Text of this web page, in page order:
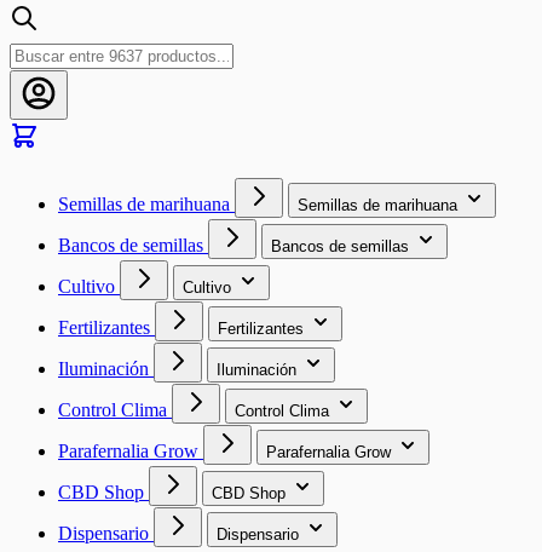
Semillas de marihuana Semillas de marihuana
Bancos de semillas Bancos de semillas
Cultivo Cultivo
Fertilizantes Fertilizantes
Iluminación Iluminación
Control Clima Control Clima
Parafernalia Grow Parafernalia Grow
CBD Shop CBD Shop
Dispensario Dispensario